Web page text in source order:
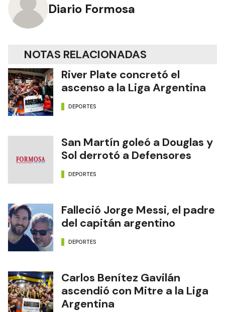
Diario Formosa
NOTAS RELACIONADAS
River Plate concretó el
ascenso a la Liga Argentina
DEPORTES
San Martín goleó a Douglas y
Sol derrotó a Defensores
DEPORTES
Falleció Jorge Messi, el padre
del capitán argentino
DEPORTES
Carlos Benítez Gavilán
ascendió con Mitre a la Liga
Argentina